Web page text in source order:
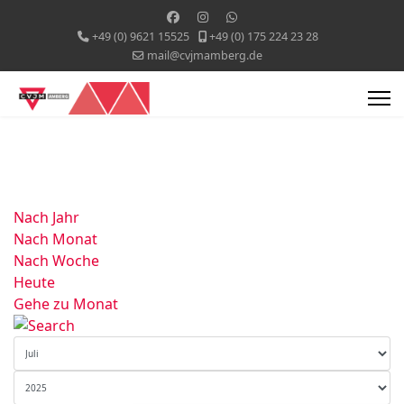
+49 (0) 9621 15525
+49 (0) 175 224 23 28
mail@cvjmamberg.de
Nach Jahr
Nach Monat
Nach Woche
Heute
Gehe zu Monat